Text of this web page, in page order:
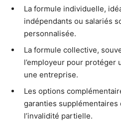
La formule individuelle,
indépendants ou salariés
personnalisée.
La formule collective,
l’employeur pour protéger
une entreprise.
Les options
garanties supplémentaires
l’invalidité partielle.